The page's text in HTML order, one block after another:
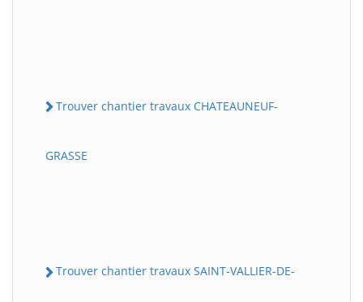
Trouver chantier travaux CHATEAUNEUF-
GRASSE
Trouver chantier travaux SAINT-VALLIER-DE-